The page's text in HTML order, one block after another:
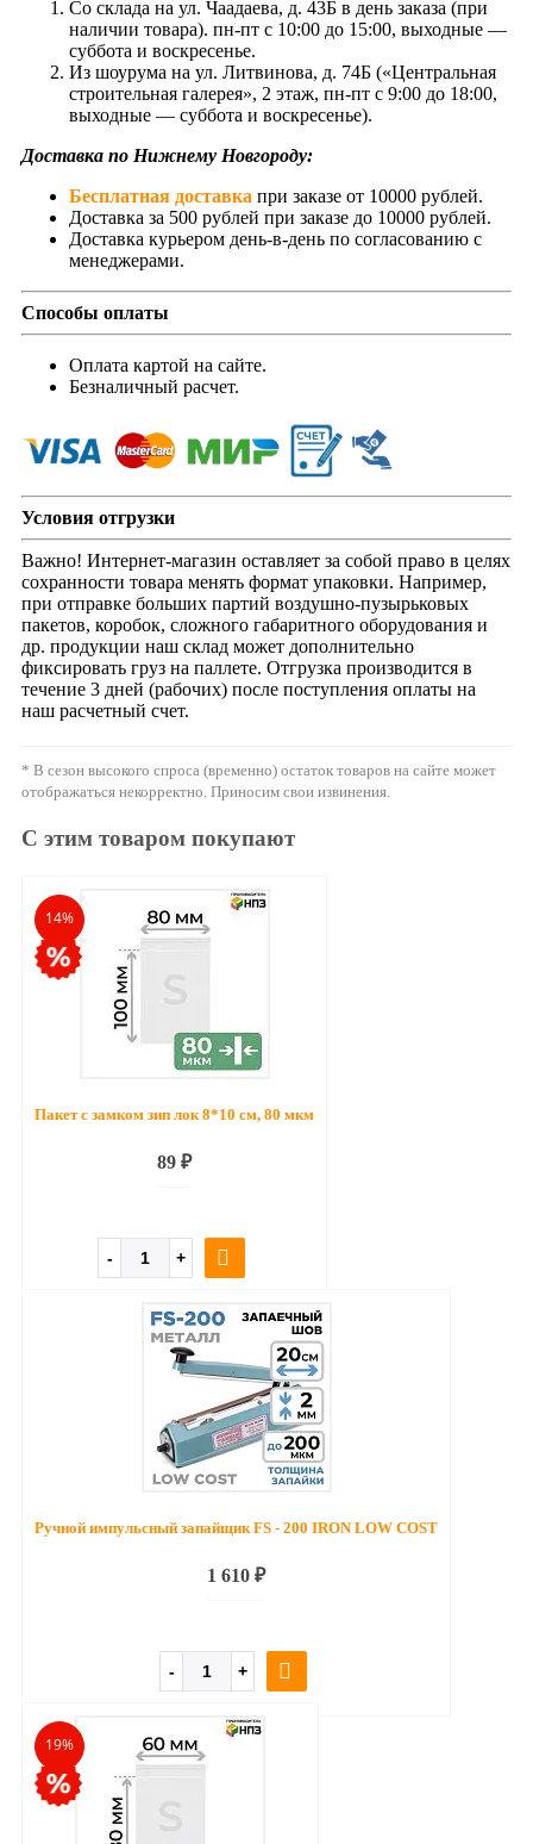
Со склада на ул. Чаадаева, д. 43Б в день заказа (при
наличии товара). пн-пт с 10:00 до 15:00, выходные —
суббота и воскресенье.
Из шоурума на ул. Литвинова, д. 74Б («Центральная
строительная галерея», 2 этаж, пн-пт с 9:00 до 18:00,
выходные — суббота и воскресенье).
Доставка по Нижнему Новгороду:
Бесплатная доставка при заказе от 10000 рублей.
Доставка за 500 рублей при заказе до 10000 рублей.
Доставка курьером день-в-день по согласованию с
менеджерами.
Способы оплаты
Оплата картой на сайте.
Безналичный расчет.
Условия отгрузки
Важно! Интернет-магазин оставляет за собой право в целях
сохранности товара менять формат упаковки. Например,
при отправке больших партий воздушно-пузырьковых
пакетов, коробок, сложного габаритного оборудования и
др. продукции наш склад может дополнительно
фиксировать груз на паллете. Отгрузка производится в
течение 3 дней (рабочих) после поступления оплаты на
наш расчетный счет.
* В сезон высокого спроса (временно) остаток товаров на сайте может
отображаться некорректно. Приносим свои извинения.
С этим товаром покупают
14%
Пакет с замком зип лок 8*10 см, 80 мкм
89 ₽
Ручной импульсный запайщик FS - 200 IRON LOW COST
1 610 ₽
19%